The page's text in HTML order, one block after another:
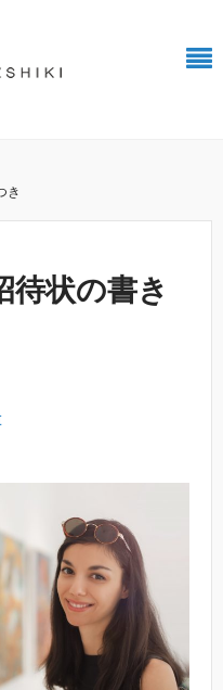
き
待状の書き